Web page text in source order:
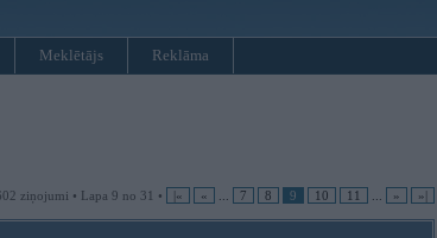
Meklētājs Reklāma
ziņojumi • Lapa 9 no 31 • |« « 7 8 9 10 11 » »|